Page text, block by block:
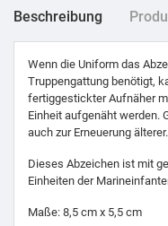
Beschreibung
Wenn die Uniform das
Truppengattung benötigt,
fertiggestickter Aufnäher
Einheit aufgenäht werden.
auch zur Erneuerung älterer.
Dieses Abzeichen ist mit
Einheiten der
Maße: 8,5 cm x 5,5 cm